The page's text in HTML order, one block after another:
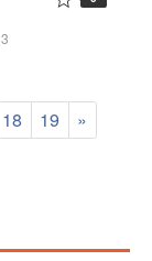
18 19 »